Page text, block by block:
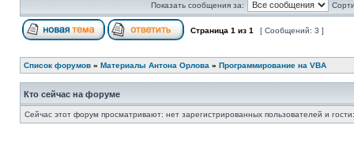
Показать сообщения за:
Страница 1 из 1 [ Сообщений: 3 ]
Список форумов » Материалы Антона Орлова » Программирование на VBA
Кто сейчас на форуме
Сейчас этот форум просматривают: нет зарегистрированных пользователей и